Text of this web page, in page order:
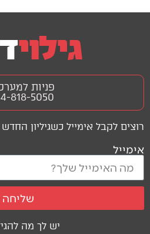
יש לך מה
רוצים לקבל אימייל כשגיליון
אימייל
שליחה
פניות
818-5050